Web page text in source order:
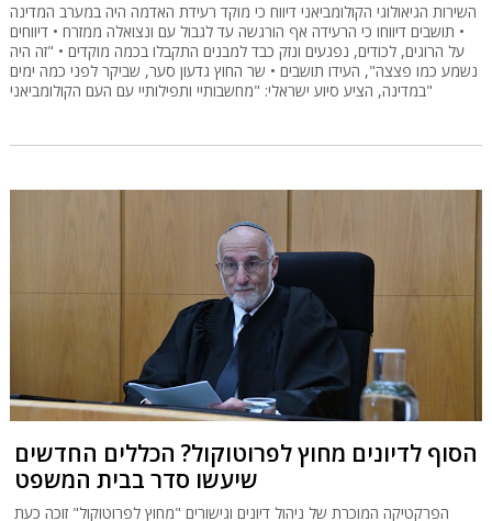
השירות הגיאולוגי הקולומביאני דיווח כי מוקד רעידת האדמה היה במערב המדינה
• תושבים דיווחו כי הרעידה אף הורגשה עד לגבול עם ונצואלה ממזרח • דיווחים
על הרוגים, לכודים, נפגעים ונזק כבד למבנים התקבלו בכמה מוקדים • "זה היה
נשמע כמו פצצה", העידו תושבים • שר החוץ גדעון סער, שביקר לפני כמה ימים
במדינה, הציע סיוע ישראלי: "מחשבותיי ותפילותיי עם העם הקולומביאני"
הסוף לדיונים מחוץ לפרוטוקול? הכללים החדשים
שיעשו סדר בבית המשפט
הפרקטיקה המוכרת של ניהול דיונים וגישורים "מחוץ לפרוטוקול" זוכה כעת